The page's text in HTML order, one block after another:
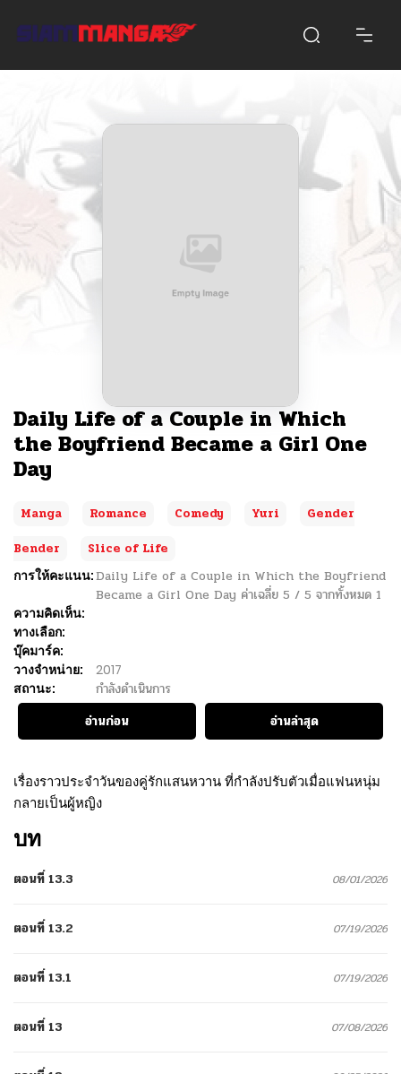
Daily Life of a Couple in Which
the Boyfriend Became a Girl One
Day
Manga Romance Comedy Yuri
Gender
Bender
Slice of Life
การให้คะแนน:Daily Life of a Couple in Which the Boyfriend
Became a Girl One Day ค่าเฉลี่ย 5 / 5 จากทั้งหมด 1
ความคิดเห็น:
ทางเลือก:
บุ๊คมาร์ค:
วางจำหน่าย:
2017
สถานะ:
กำลังดำเนินการ
อ่านก่อน
อ่านล่าสุด
เรื่องราวประจำวันของคู่รักแสนหวาน ที่กำลังปรับตัวเมื่อแฟนหนุ่ม
กลายเป็นผู้หญิง
บท
ตอนที่ 13.3 08/01/2026
ตอนที่ 13.2 07/19/2026
ตอนที่ 13.1 07/19/2026
ตอนที่ 13 07/08/2026